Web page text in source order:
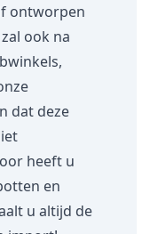
ontworpen
ook na
dat deze
heeft u
en
u altijd de